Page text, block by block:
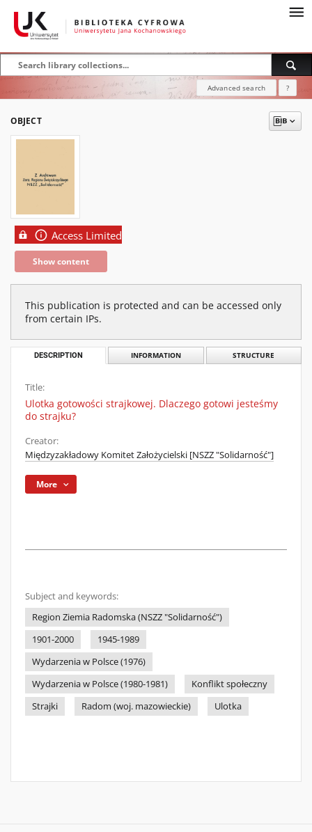
Advanced search ?
OBJECT
Access Limited
Show content
This publication is protected and can be accessed only
from certain IPs.
DESCRIPTION INFORMATION STRUCTURE
Title:
Ulotka gotowości strajkowej. Dlaczego gotowi jesteśmy
do strajku?
Creator:
Międzyzakładowy Komitet Założycielski [NSZZ "Solidarność"]
More
Subject and keywords:
Region Ziemia Radomska (NSZZ "Solidarność")
1901-2000
1945-1989
Wydarzenia w Polsce (1976)
Wydarzenia w Polsce (1980-1981)
Konflikt społeczny
Strajki
Radom (woj. mazowieckie) Ulotka